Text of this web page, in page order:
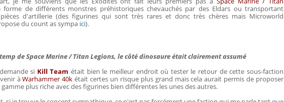
forme de différents monstres préhistoriques chevauchés par des Eldars ou transportant
d'artillerie (des figurines qui sont très rares et donc très chères mais Microworld
du count as sympa ici).
de Space Marine / Titan Legions, le côté dinosaure était clairement assumé
si Kill Team était bien le meilleur endroit où tester le retour de cette sous-faction
àWarhammer 40k était certes un risque plus grand mais cela aurait permis de proposer
plus riche avec des figurines bien différentes les unes des autres.